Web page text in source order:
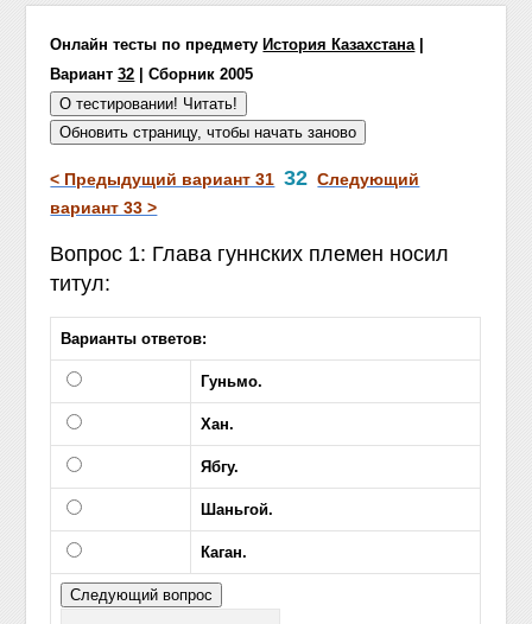
Онлайн тесты по предмету История Казахстана|
Вариант32 | Сборник 2005
< Предыдущий вариант 31 32 Следующий
вариант 33 >
Вопрос 1: Глава гуннских племен носил
титул:
Варианты ответов:
Гуньмо.
Хан.
Ябгу.
Шаньгой.
Каган.